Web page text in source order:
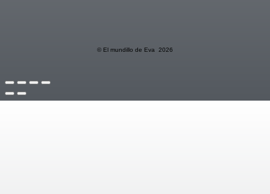
© El mundillo de Eva 2026